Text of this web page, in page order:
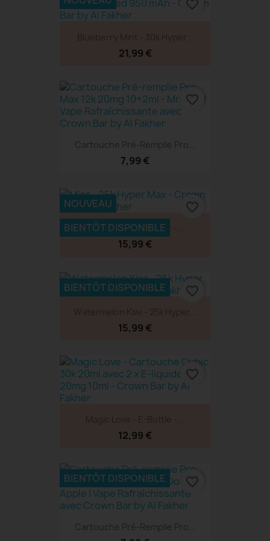
Blueberry Mint - 30k Hyper...
21,99 €
favorite_border
Cartouche Pré-Remplie Pro...
7,99 €
favorite_border
Mint - 25k Hyper Max -...
15,99 €
NOUVEAU
BIENTÔT DISPONIBLE
favorite_border
Watermelon Kiwi - 25k Hyper...
15,99 €
BIENTÔT DISPONIBLE favorite_border
Magic Love - E-Bottle -...
12,99 €
favorite_border
Cartouche Pré-Remplie Pro...
BIENTÔT DISPONIBLE favorite_border